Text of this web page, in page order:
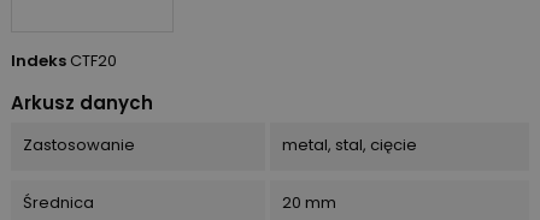
Indeks CTF20
Arkusz danych
Zastosowanie metal, stal, cięcie
Średnica 20 mm